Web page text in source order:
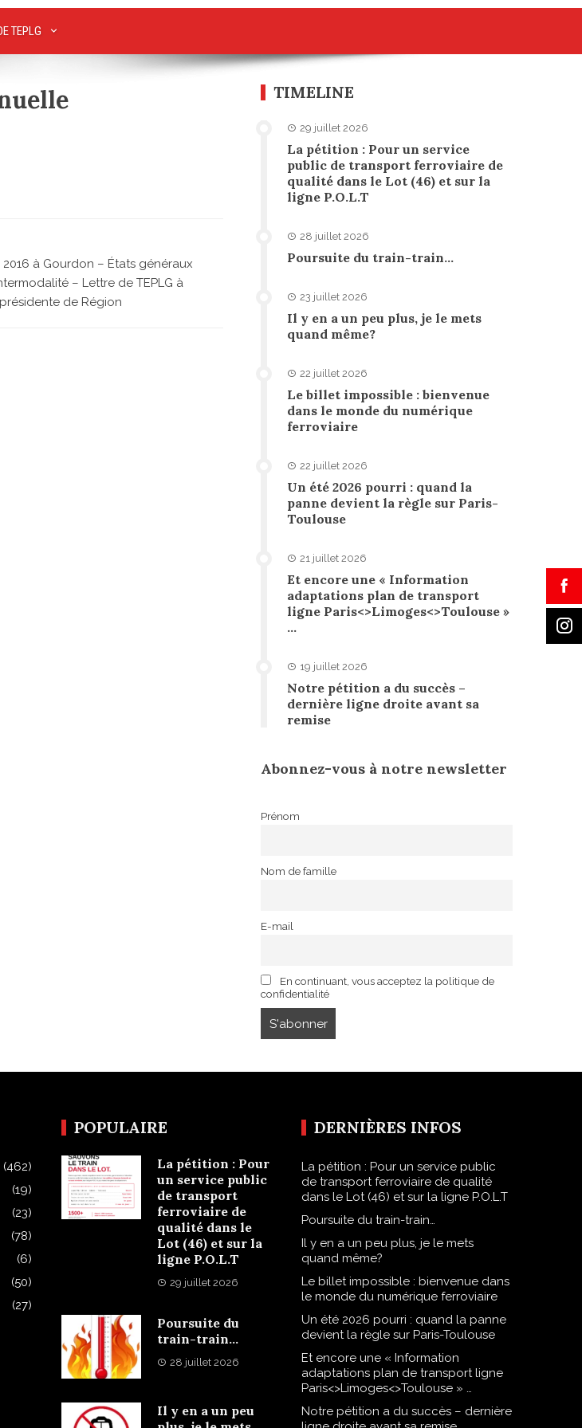
TEPLG
à Gourdon – États généraux
– Lettre de TEPLG à
de Région
TIMELINE
29 juillet 2026
La pétition : Pour un service
public de transport ferroviaire de
qualité dans le Lot (46) et sur la
ligne P.O.L.T
28 juillet 2026
Poursuite du train-train…
23 juillet 2026
Il y en a un peu plus, je le mets
quand même?
22 juillet 2026
Le billet impossible : bienvenue
dans le monde du numérique
ferroviaire
22 juillet 2026
Un été 2026 pourri : quand la
panne devient la règle sur Paris-
Toulouse
21 juillet 2026
Et encore une « Information
adaptations plan de transport
ligne Paris<>Limoges<>Toulouse »
…
19 juillet 2026
Notre pétition a du succès –
dernière ligne droite avant sa
remise
Abonnez-vous à notre newsletter
Prénom
Nom de famille
E-mail
En continuant, vous acceptez la politique de
confidentialité
(462)
(19)
(23)
(78)
(6)
(50)
(27)
POPULAIRE
La pétition : Pour
un service public
de transport
ferroviaire de
qualité dans le
Lot (46) et sur la
ligne P.O.L.T
29 juillet 2026
Poursuite du
train-train…
28 juillet 2026
Il y en a un peu
DERNIÈRES INFOS
La pétition : Pour un service public
de transport ferroviaire de qualité
dans le Lot (46) et sur la ligne P.O.L.T
Poursuite du train-train…
Il y en a un peu plus, je le mets
quand même?
Le billet impossible : bienvenue dans
le monde du numérique ferroviaire
Un été 2026 pourri : quand la panne
devient la règle sur Paris-Toulouse
Et encore une « Information
adaptations plan de transport ligne
Paris<>Limoges<>Toulouse » …
Notre pétition a du succès – dernière